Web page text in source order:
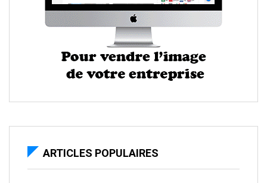
ARTICLES POPULAIRES